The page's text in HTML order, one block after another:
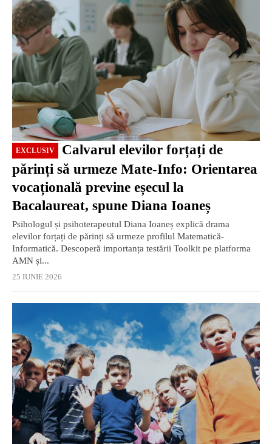
EXCLUSIV
părinți să urmeze Mate-Info: Orientarea
vocațională previne eșecul la
Bacalaureat, spune Diana Ioaneș
Psihologul și psihoterapeutul Diana Ioaneș explică drama
elevilor forțați de părinți să urmeze profilul Matematică-
Informatică. Descoperă importanța testării Toolkit pe platforma
AMN și...
25 IUNIE 2026